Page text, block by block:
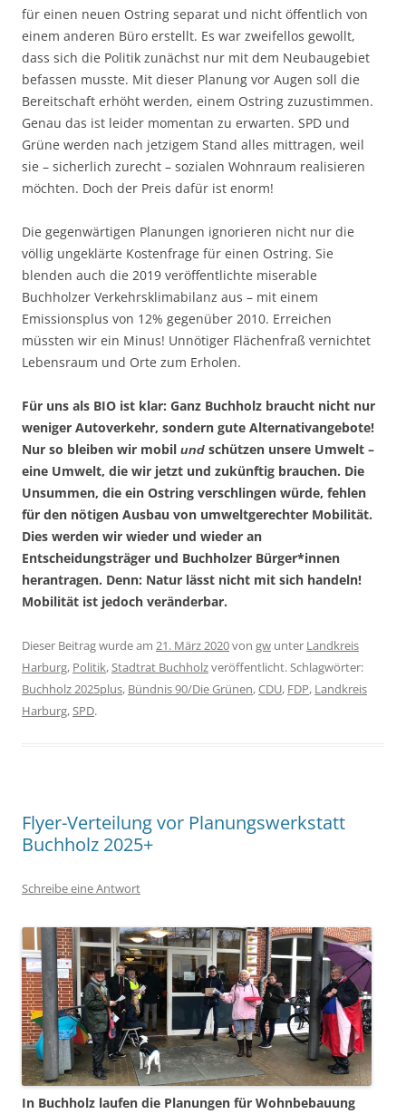
für einen neuen Ostring separat und nicht öffentlich von
einem anderen Büro erstellt. Es war zweifellos gewollt,
dass sich die Politik zunächst nur mit dem Neubaugebiet
befassen musste. Mit dieser Planung vor Augen soll die
Bereitschaft erhöht werden, einem Ostring zuzustimmen.
Genau das ist leider momentan zu erwarten. SPD und
Grüne werden nach jetzigem Stand alles mittragen, weil
sie – sicherlich zurecht – sozialen Wohnraum realisieren
möchten. Doch der Preis dafür ist enorm!
Die gegenwärtigen Planungen ignorieren nicht nur die
völlig ungeklärte Kostenfrage für einen Ostring. Sie
blenden auch die 2019 veröffentlichte miserable
Buchholzer Verkehrsklimabilanz aus – mit einem
Emissionsplus von 12% gegenüber 2010. Erreichen
müssten wir ein Minus! Unnötiger Flächenfraß vernichtet
Lebensraum und Orte zum Erholen.
Für uns als BIO ist klar: Ganz Buchholz braucht nicht nur
weniger Autoverkehr, sondern gute Alternativangebote!
Nur so bleiben wir mobil und schützen unsere Umwelt –
eine Umwelt, die wir jetzt und zukünftig brauchen. Die
Unsummen, die ein Ostring verschlingen würde, fehlen
für den nötigen Ausbau von umweltgerechter Mobilität.
Dies werden wir wieder und wieder an
Entscheidungsträger und Buchholzer Bürger*innen
herantragen. Denn: Natur lässt nicht mit sich handeln!
Mobilität ist jedoch veränderbar.
Dieser Beitrag wurde am 21. März 2020von gw unter Landkreis
Harburg, Politik,Stadtrat Buchholzveröffentlicht. Schlagwörter:
Buchholz 2025plus, Bündnis 90/Die Grünen,CDU, FDP, Landkreis
Harburg,SPD.
Flyer-Verteilung vor Planungswerkstatt
Buchholz 2025+
Schreibe eine Antwort
In Buchholz laufen die Planungen für Wohnbebauung